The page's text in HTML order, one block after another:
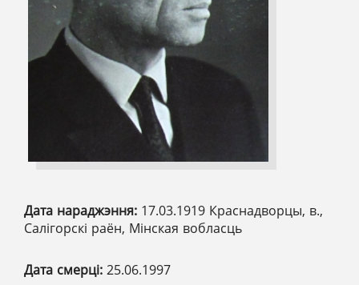
Дата нараджэння: 17.03.1919 Краснадворцы, в.,
Салігорскі раён, Мінская вобласць
Дата смерці: 25.06.1997